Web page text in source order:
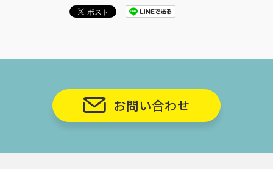
お問い合わせ